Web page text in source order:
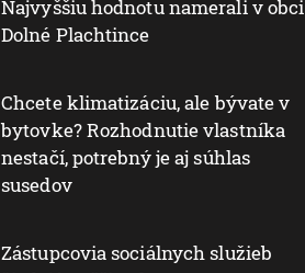
Najvyššiu hodnotu namerali v obci
Dolné Plachtince
Chcete klimatizáciu, ale bývate v
bytovke? Rozhodnutie vlastníka
nestačí, potrebný je aj súhlas
susedov
Zástupcovia sociálnych služieb